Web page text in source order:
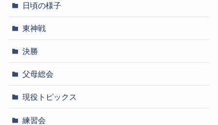
日頃の様子
東神戦
決勝
父母総会
現役トピックス
練習会